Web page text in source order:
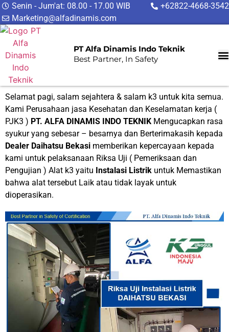
Senin - Jum'at: 08.00 - 17.00 WIB
+62822-4668-3542
Marketing@alfadinamis.com
PT Alfa Dinamis Indo Teknik
Best Partner, In Safety
Selamat pagi, salam sejahtera & salam k3 untuk kita semua.
Kami Perusahaan jasa Kesehatan dan Keselamatan kerja (
PJK3 ) PT. ALFA DINAMIS INDO TEKNIK Mengucapkan rasa
syukur yang sebesar – besarnya dan Berterimakasih kepada
Dealer Daihatsu Bekasi memberikan kepercayaan kepada
kami untuk pelaksanaan Riksa Uji ( Pemeriksaan dan
Pengujian ) Alat k3 yaitu Instalasi Listrik untuk Memastikan
bahwa alat tersebut Laik atau tidak layak untuk
dioperasikan.